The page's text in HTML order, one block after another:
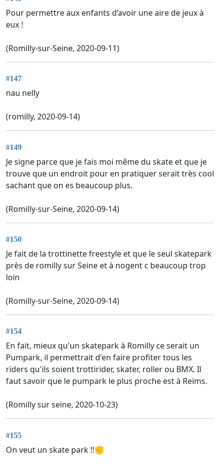
Pour permettre aux enfants d’avoir une aire de jeux à
eux !
(Romilly-sur-Seine, 2020-09-11)
#147
nau nelly
(romilly, 2020-09-14)
#149
Je signe parce que je fais moi même du skate et que je
trouve que un endroit pour en pratiquer serait très cool
sachant que on es beaucoup plus.
(Romilly-sur-Seine, 2020-09-14)
#150
Je fait de la trottinette freestyle et que le seul skatepark
près de romilly sur Seine et à nogent c beaucoup trop
loin
(Romilly-sur-Seine, 2020-09-14)
#154
En fait, mieux qu'un skatepark à Romilly ce serait un
Pumpark, il permettrait d'en faire profiter tous les
riders qu'ils soient trottirider, skater, roller ou BMX. Il
faut savoir que le pumpark le plus proche est à Reims.
(Romilly sur seine, 2020-10-23)
#155
On veut un skate park !!✊